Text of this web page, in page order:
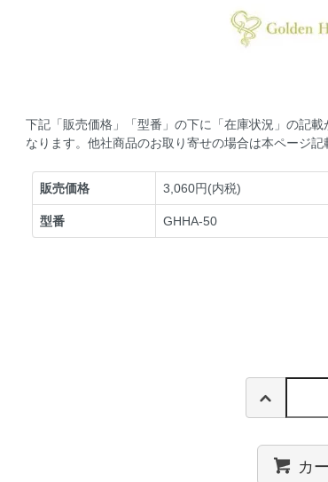
下記「販売価格」「型番」の下に「在庫状況」の記
なります。他社商品のお取り寄せの場合は本ページ記
販売価格 3,060円(内税)
型番 GHHA-50
カ